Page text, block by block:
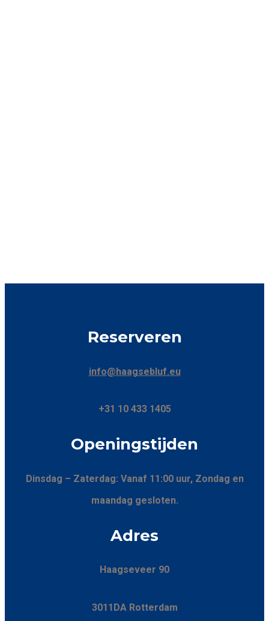
Reserveren
info@haagsebluf.eu
+31 10 433 1405
Openingstijden
Dinsdag – Zaterdag: Vanaf 11:00 uur, Zondag en
maandag gesloten.
Adres
Haagseveer 90
3011DA Rotterdam